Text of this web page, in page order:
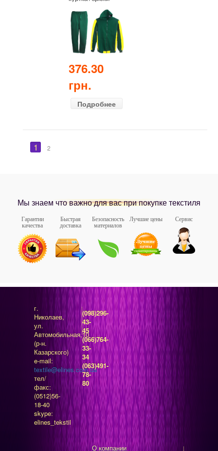
(демисезонный)
зелёный
376.30
грн.
Подробнее
1 2
Мы знаем что важно для вас при покупке текстиля
Гарантии
качества
Быстрая
доставка
Безопасность
материалов
Лучшие цены Сервис
г.
Николаев,
ул.
Автомобильная,10
(р-н.
Казарского)
e-mail:
textile@elines.com.ua
тел/
факс:
(0512)56-
18-40
skype:
elines_tekstil
(098)296-
43-
45
(066)764-
33-
34
(063)491-
78-
80
О компании